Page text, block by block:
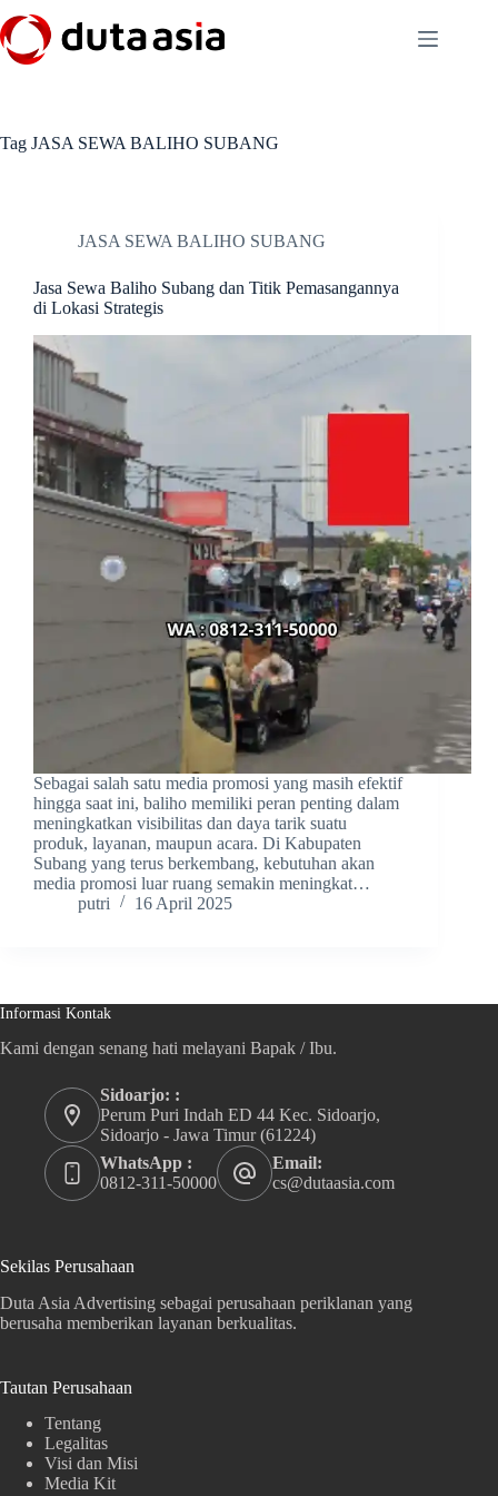
to
content
Tag JASA SEWA BALIHO SUBANG
JASA SEWA BALIHO SUBANG
Jasa Sewa Baliho Subang dan Titik Pemasangannya
di Lokasi Strategis
Sebagai salah satu media promosi yang masih efektif
hingga saat ini, baliho memiliki peran penting dalam
meningkatkan visibilitas dan daya tarik suatu
produk, layanan, maupun acara. Di Kabupaten
Subang yang terus berkembang, kebutuhan akan
media promosi luar ruang semakin meningkat…
putri
16 April 2025
Informasi Kontak
Kami dengan senang hati melayani Bapak / Ibu.
Sidoarjo: :
Perum Puri Indah ED 44 Kec. Sidoarjo,
Sidoarjo - Jawa Timur (61224)
WhatsApp :
0812-311-50000
Email:
cs@dutaasia.com
Sekilas Perusahaan
Duta Asia Advertising sebagai perusahaan periklanan yang
berusaha memberikan layanan berkualitas.
Tautan Perusahaan
Tentang
Legalitas
Visi dan Misi
Media Kit